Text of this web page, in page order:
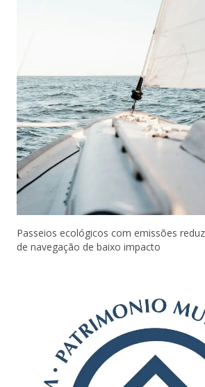
Passeios ecológicos com emissões
de navegação de baixo impacto